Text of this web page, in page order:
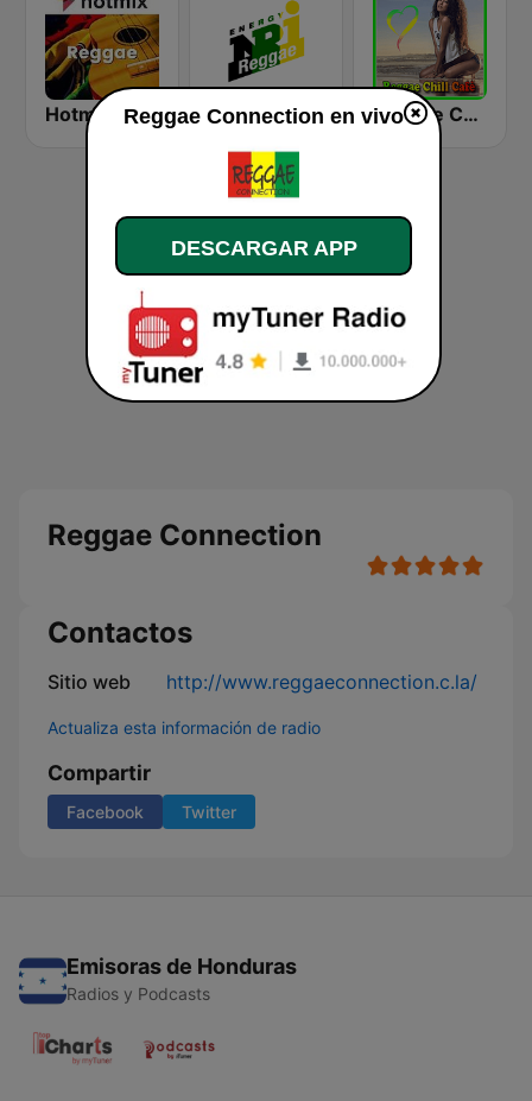
Hotmixradio Reggae ENERGY Reggae Reggae Chill Café
Reggae Connection
Contactos
Sitio web http://www.reggaeconnection.c.la/
Actualiza esta información de radio
Compartir
Facebook Twitter
Emisoras de Honduras
Radios y Podcasts
Reggae Connection en vivo
DESCARGAR APP